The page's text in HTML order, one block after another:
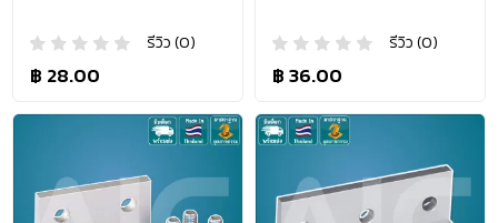
รีวิว (0)
฿ 28.00
รีวิว (0)
฿ 36.00